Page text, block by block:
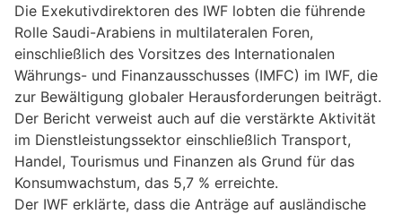
Die Exekutivdirektoren des IWF lobten die führende
Rolle Saudi-Arabiens in multilateralen Foren,
einschließlich des Vorsitzes des Internationalen
Währungs- und Finanzausschusses (IMFC) im IWF, die
zur Bewältigung globaler Herausforderungen beiträgt.
Der Bericht verweist auch auf die verstärkte Aktivität
im Dienstleistungssektor einschließlich Transport,
Handel, Tourismus und Finanzen als Grund für das
Konsumwachstum, das 5,7 % erreichte.
Der IWF erklärte, dass die Anträge auf ausländische